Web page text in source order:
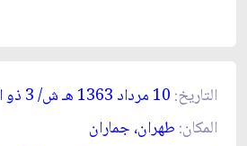
التاريخ: 10 مرداد 1363 هـ ش/ 3 ذو القعدة 1404 هـ ق‏
المكان: طهران، جماران‏